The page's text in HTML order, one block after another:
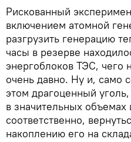
Рискованный
включением атомной
разгрузить генерацию
часы в резерве
энергоблоков ТЭС, чего
очень давно. Ну и, само
этом драгоценный
в значительных объемах
соответственно,
накоплению его на